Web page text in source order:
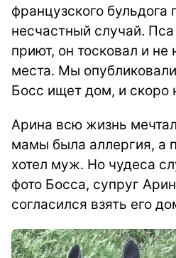
французского бульдога
несчастный случай.
приют, он тосковал и не
места. Мы
Босс ищет дом, и скоро
Арина всю жизнь
мамы была аллергия, а
хотел муж. Но чудеса
фото Босса, супруг
согласился взять его